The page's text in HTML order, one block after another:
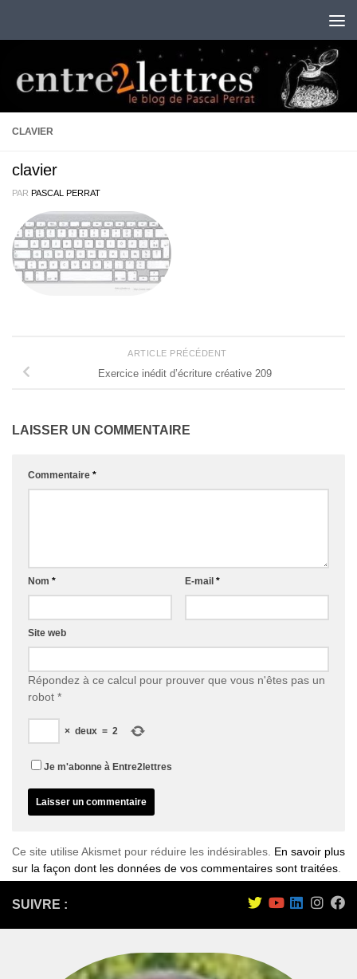
CLAVIER
clavier
PAR PASCAL PERRAT
ARTICLE PRÉCÉDENT
Exercice inédit d’écriture créative 209
LAISSER UN COMMENTAIRE
Commentaire *
Nom * E-mail *
Site web
Répondez à ce calcul pour prouver que vous n'êtes pas un
robot *
× deux = 2
Je m'abonne à Entre2lettres
Ce site utilise Akismet pour réduire les indésirables. En savoir plus
sur la façon dont les données de vos commentaires sont traitées
SUIVRE :